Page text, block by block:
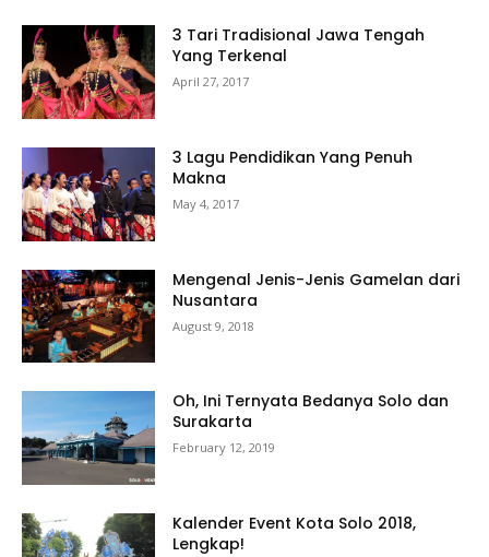
3 Tari Tradisional Jawa Tengah
Yang Terkenal
April 27, 2017
3 Lagu Pendidikan Yang Penuh
Makna
May 4, 2017
Mengenal Jenis-Jenis Gamelan dari
Nusantara
August 9, 2018
Oh, Ini Ternyata Bedanya Solo dan
Surakarta
February 12, 2019
Kalender Event Kota Solo 2018,
Lengkap!